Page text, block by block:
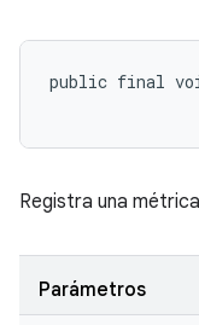
public final
Registra una
Parámetros